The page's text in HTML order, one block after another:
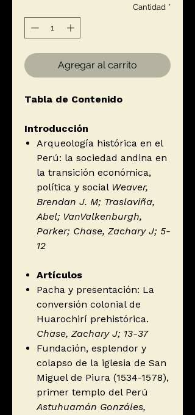
Cantidad *
Agregar al carrito
Tabla de Contenido
Introducción
Arqueología histórica en el
Perú: la sociedad andina en
la transición económica,
política y social Weaver,
Brendan J. M; Traslaviña,
Abel; VanValkenburgh,
Parker; Chase, Zachary J; 5-
12
Artículos
Pacha y presentación: La
conversión colonial de
Huarochirí prehistórica.
Chase, Zachary J; 13-37
Fundación, esplendor y
colapso de la iglesia de San
Miguel de Piura (1534-1578),
primer templo del Perú
Astuhuamán Gonzáles,